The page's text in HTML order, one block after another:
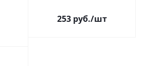
253 руб./шт